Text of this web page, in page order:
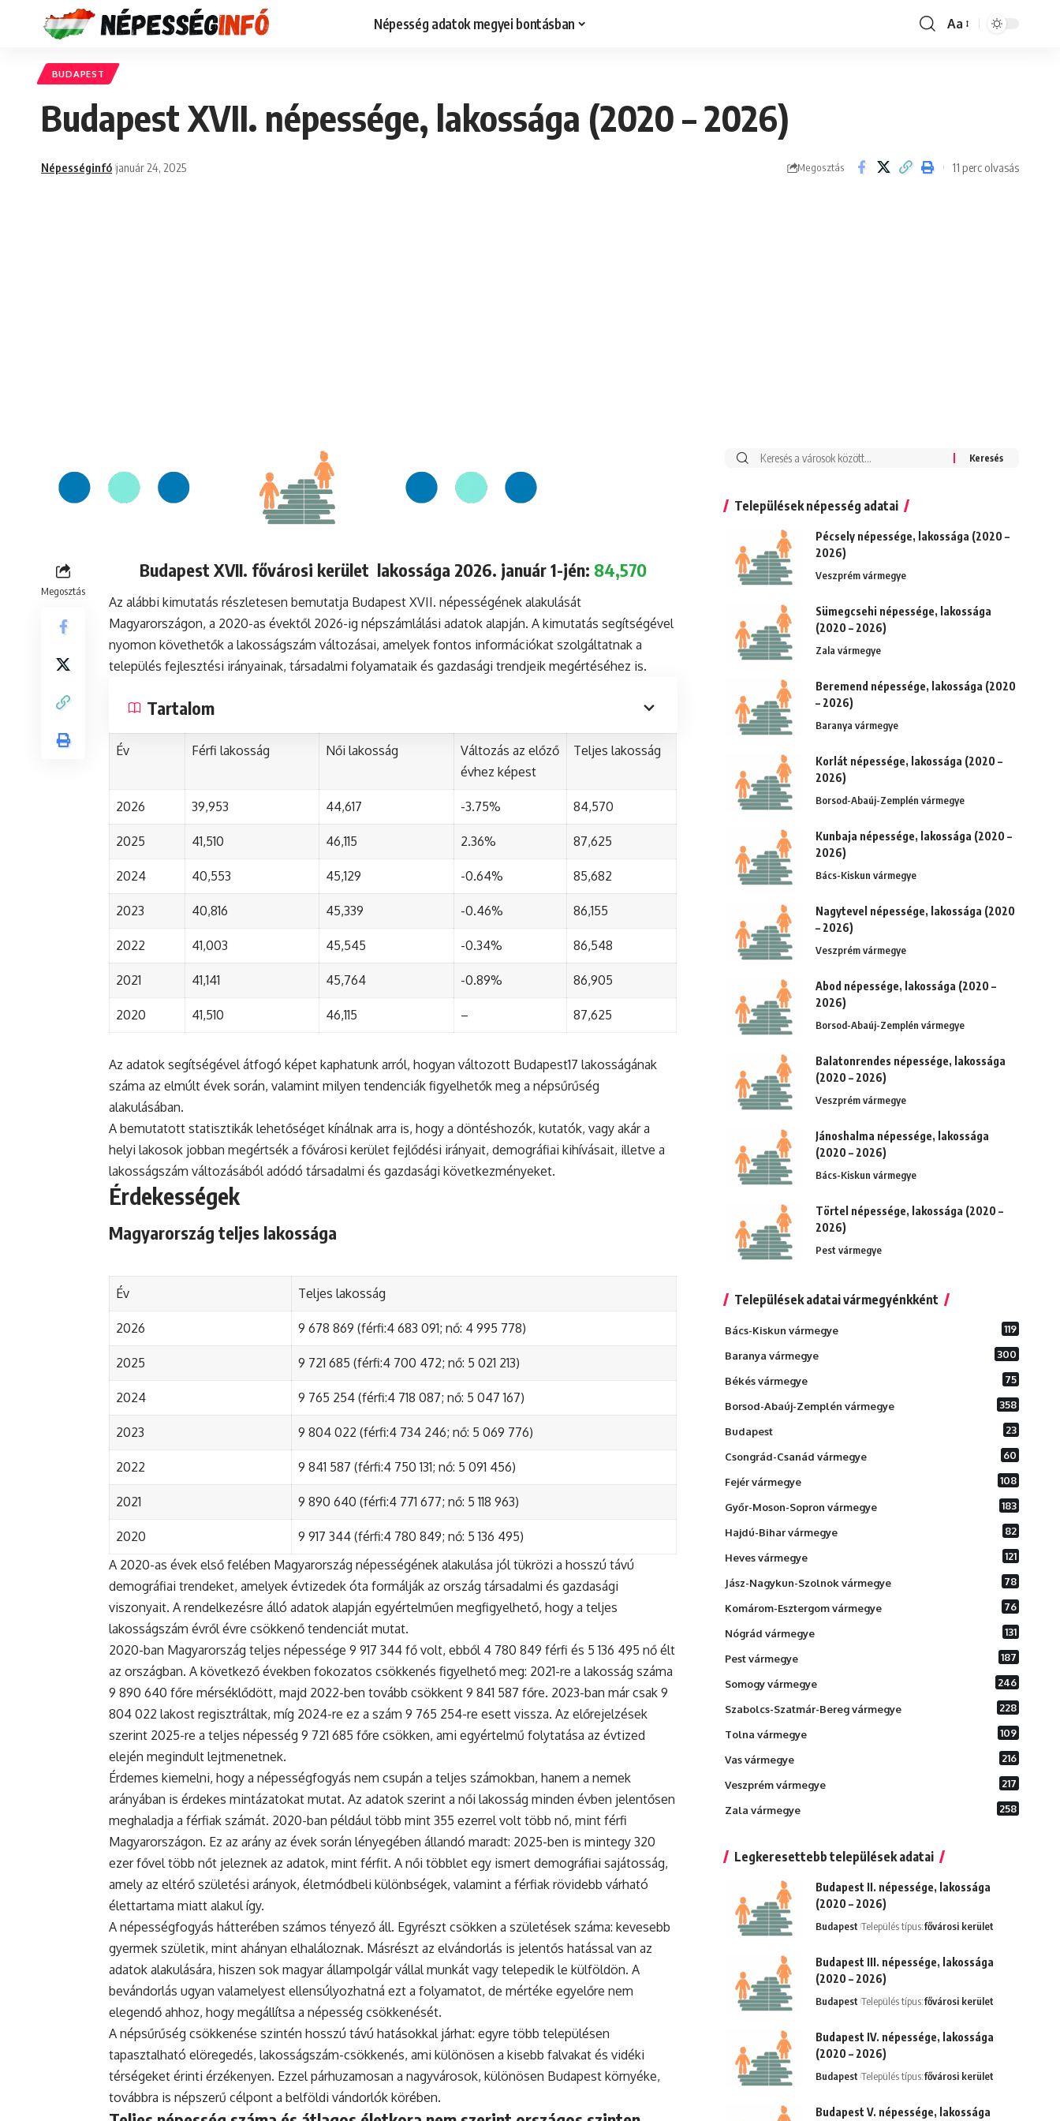
Népesség adatok megyei bontásban
Font
Aa
BUDAPEST
Budapest XVII. népessége, lakossága (2020 – 2026)
Népességinfó január 24, 2025 Megosztás 11 perc olvasás
Megosztás
Budapest XVII. fővárosi kerület lakossága 2026. január 1-jén: 84,570
Az alábbi kimutatás részletesen bemutatja Budapest XVII. népességének alakulását
Magyarországon, a 2020-as évektől 2026-ig népszámlálási adatok alapján. A kimutatás segítségével
nyomon követhetők a lakosságszám változásai, amelyek fontos információkat szolgáltatnak a
település fejlesztési irányainak, társadalmi folyamataik és gazdasági trendjeik megértéséhez is.
Tartalom
Év Férfi lakosság Női lakosság
Változás az előző
évhez képest
Teljes lakosság
2026 39,953 44,617 -3.75% 84,570
2025 41,510 46,115 2.36% 87,625
2024 40,553 45,129 -0.64% 85,682
2023 40,816 45,339 -0.46% 86,155
2022 41,003 45,545 -0.34% 86,548
2021 41,141 45,764 -0.89% 86,905
2020 41,510 46,115 – 87,625
Az adatok segítségével átfogó képet kaphatunk arról, hogyan változott Budapest17 lakosságának
száma az elmúlt évek során, valamint milyen tendenciák figyelhetők meg a népsűrűség
alakulásában.
A bemutatott statisztikák lehetőséget kínálnak arra is, hogy a döntéshozók, kutatók, vagy akár a
helyi lakosok jobban megértsék a fővárosi kerület fejlődési irányait, demográfiai kihívásait, illetve a
lakosságszám változásából adódó társadalmi és gazdasági következményeket.
Érdekességek
Magyarország teljes lakossága
Év Teljes lakosság
2026 9 678 869 (férfi:4 683 091; nő: 4 995 778)
2025 9 721 685 (férfi:4 700 472; nő: 5 021 213)
2024 9 765 254 (férfi:4 718 087; nő: 5 047 167)
2023 9 804 022 (férfi:4 734 246; nő: 5 069 776)
2022 9 841 587 (férfi:4 750 131; nő: 5 091 456)
2021 9 890 640 (férfi:4 771 677; nő: 5 118 963)
2020
9 917 344 (férfi:4 780 849; nő: 5 136 495)
A 2020-as évek első felében Magyarország népességének alakulása jól tükrözi a hosszú távú
demográfiai trendeket, amelyek évtizedek óta formálják az ország társadalmi és gazdasági
viszonyait. A rendelkezésre álló adatok alapján egyértelműen megfigyelhető, hogy a teljes
lakosságszám évről évre csökkenő tendenciát mutat.
2020-ban Magyarország teljes népessége 9 917 344 fő volt, ebből 4 780 849 férfi és 5 136 495 nő élt
az országban. A következő években fokozatos csökkenés figyelhető meg: 2021-re a lakosság száma
9 890 640 főre mérséklődött, majd 2022-ben tovább csökkent 9 841 587 főre. 2023-ban már csak 9
804 022 lakost regisztráltak, míg 2024-re ez a szám 9 765 254-re esett vissza. Az előrejelzések
szerint 2025-re a teljes népesség 9 721 685 főre csökken, ami egyértelmű folytatása az évtized
elején megindult lejtmenetnek.
Érdemes kiemelni, hogy a népességfogyás nem csupán a teljes számokban, hanem a nemek
arányában is érdekes mintázatokat mutat. Az adatok szerint a női lakosság minden évben jelentősen
meghaladja a férfiak számát. 2020-ban például több mint 355 ezerrel volt több nő, mint férfi
Magyarországon. Ez az arány az évek során lényegében állandó maradt: 2025-ben is mintegy 320
ezer fővel több nőt jeleznek az adatok, mint férfit. A női többlet egy ismert demográfiai sajátosság,
amely az eltérő születési arányok, életmódbeli különbségek, valamint a férfiak rövidebb várható
élettartama miatt alakul így.
A népességfogyás hátterében számos tényező áll. Egyrészt csökken a születések száma: kevesebb
gyermek születik, mint ahányan elhaláloznak. Másrészt az elvándorlás is jelentős hatással van az
adatok alakulására, hiszen sok magyar állampolgár vállal munkát vagy telepedik le külföldön. A
bevándorlás ugyan valamelyest ellensúlyozhatná ezt a folyamatot, de mértéke egyelőre nem
elegendő ahhoz, hogy megállítsa a népesség csökkenését.
A népsűrűség csökkenése szintén hosszú távú hatásokkal járhat: egyre több településen
tapasztalható elöregedés, lakosságszám-csökkenés, ami különösen a kisebb falvakat és vidéki
térségeket érinti érzékenyen. Ezzel párhuzamosan a nagyvárosok, különösen Budapest környéke,
továbbra is népszerű célpont a belföldi vándorlók körében.
Keresés:
Települések népesség adatai
Pécsely népessége, lakossága (2020 –
2026)
Veszprém vármegye
Sümegcsehi népessége, lakossága
(2020 – 2026)
Zala vármegye
Beremend népessége, lakossága (2020
– 2026)
Baranya vármegye
Korlát népessége, lakossága (2020 –
2026)
Borsod-Abaúj-Zemplén vármegye
Kunbaja népessége, lakossága (2020 –
2026)
Bács-Kiskun vármegye
Nagytevel népessége, lakossága (2020
– 2026)
Veszprém vármegye
Abod népessége, lakossága (2020 –
2026)
Borsod-Abaúj-Zemplén vármegye
Balatonrendes népessége, lakossága
(2020 – 2026)
Veszprém vármegye
Jánoshalma népessége, lakossága
(2020 – 2026)
Bács-Kiskun vármegye
Törtel népessége, lakossága (2020 –
2026)
Pest vármegye
Települések adatai vármegyénkként
Bács-Kiskun vármegye 119
Baranya vármegye 300
Békés vármegye 75
Borsod-Abaúj-Zemplén vármegye 358
Budapest 23
Csongrád-Csanád vármegye 60
Fejér vármegye 108
Győr-Moson-Sopron vármegye 183
Hajdú-Bihar vármegye 82
Heves vármegye 121
Jász-Nagykun-Szolnok vármegye 78
Komárom-Esztergom vármegye 76
Nógrád vármegye 131
Pest vármegye 187
Somogy vármegye 246
Szabolcs-Szatmár-Bereg vármegye 228
Tolna vármegye 109
Vas vármegye 216
Veszprém vármegye 217
Zala vármegye 258
Legkeresettebb települések adatai
Budapest II. népessége, lakossága
(2020 – 2026)
Budapest Település típus:fővárosi kerület
Budapest III. népessége, lakossága
(2020 – 2026)
Budapest Település típus:fővárosi kerület
Budapest IV. népessége, lakossága
(2020 – 2026)
Budapest Település típus:fővárosi kerület
Budapest V. népessége, lakossága